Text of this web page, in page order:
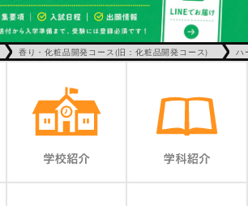
香り・化粧品開発コース(旧：化粧品開発コース) ハ